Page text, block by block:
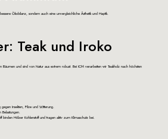
Ökobilanz, sondern auch eine unvergleichliche Ästhetik und Haptik.
Teak und Iroko
Bäumen und sind von Natur aus extrem robust. Bei ICM verarbeiten wir Teakholz nach höchsten
gegen Insekten, Pilze und Witterung.
Belastungen.
binden Hölzer Kohlenstoff und tragen aktiv zum Klimaschutz bei.